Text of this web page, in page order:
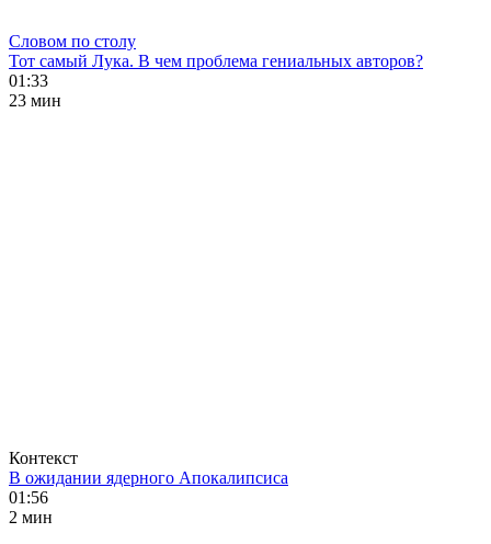
Словом по столу
Тот самый Лука. В чем проблема гениальных авторов?
01:33
23 мин
Контекст
В ожидании ядерного Апокалипсиса
01:56
2 мин